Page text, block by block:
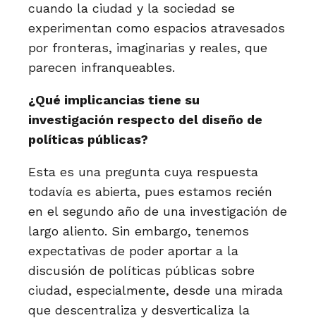
cuando la ciudad y la sociedad se
experimentan como espacios atravesados
por fronteras, imaginarias y reales, que
parecen infranqueables.
¿Qué implicancias tiene su
investigación respecto del diseño de
políticas públicas?
Esta es una pregunta cuya respuesta
todavía es abierta, pues estamos recién
en el segundo año de una investigación de
largo aliento. Sin embargo, tenemos
expectativas de poder aportar a la
discusión de políticas públicas sobre
ciudad, especialmente, desde una mirada
que descentraliza y desverticaliza la